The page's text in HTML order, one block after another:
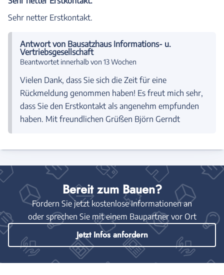
Sehr netter Erstkontakt.
Antwort von Bausatzhaus Informations- u.
Vertriebsgesellschaft
Beantwortet innerhalb von 13 Wochen
Vielen Dank, dass Sie sich die Zeit für eine
Rückmeldung genommen haben! Es freut mich sehr,
dass Sie den Erstkontakt als angenehm empfunden
haben. Mit freundlichen Grüßen Björn Gerndt
Bereit zum Bauen?
Fordern Sie jetzt kostenlose Informationen an
oder sprechen Sie mit einem Baupartner vor Ort
Jetzt Infos anfordern